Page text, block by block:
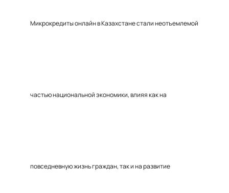
Микрокредиты онлайн в Казахстане стали неотъемлемой
частью национальной экономики, влияя как на
повседневную жизнь граждан, так и на развитие